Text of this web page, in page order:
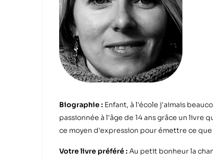
Biographie : Enfant, à l'école j'aimais
passionnée à l'âge de 14 ans grâce un
ce moyen d'expression pour émettre ce que
Votre livre préféré : Au petit bonheur la